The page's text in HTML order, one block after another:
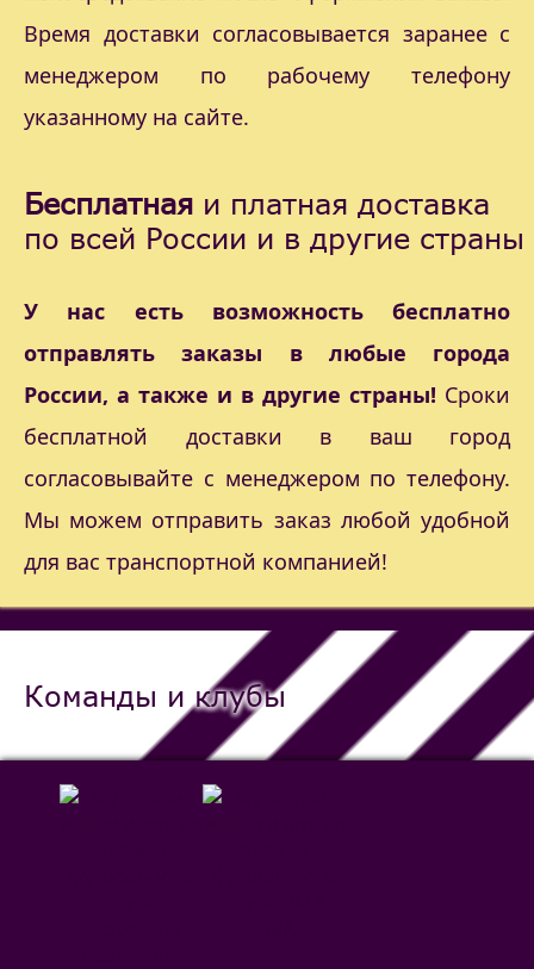
Время доставки согласовывается заранее с
менеджером по рабочему телефону
указанному на сайте.
Бесплатная и платная доставка
по всей России и в другие страны
У нас есть возможность бесплатно
отправлять заказы в любые города
России, а также и в другие страны! Сроки
бесплатной доставки в ваш город
согласовывайте с менеджером по телефону.
Мы можем отправить заказ любой удобной
для вас транспортной компанией!
Команды и клубы